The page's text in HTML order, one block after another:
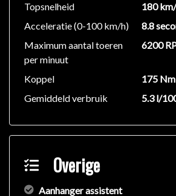
INTERIEURCOMFORT EN
12 V-stopcontact
Elektrische ruiten
3-spakig leder bekleed stuurwiel
- manueel multiverstelbaar
- airconditioning
- Zetelbekleding ProLuxe leder
- 6-voudige verstelling (bestuurder
- Inlegwerk, houtinleg / pianolak
- Deelbare achterbank
Topsnelheid
180
Acceleratie (0-100 km/h)
8.8
Maximum aantal toeren
per minuut
6200
Koppel
175 Nm
Gemiddeld verbruik
5.3 l/
Overige
Aanhanger assistent